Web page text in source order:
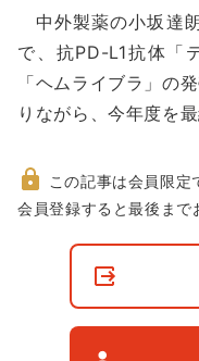
中外製薬の小坂達
で、抗PD-L1抗体「
「ヘムライブラ」の
りながら、今年度を
非
この記事は会員限定
会員登録すると最後まで